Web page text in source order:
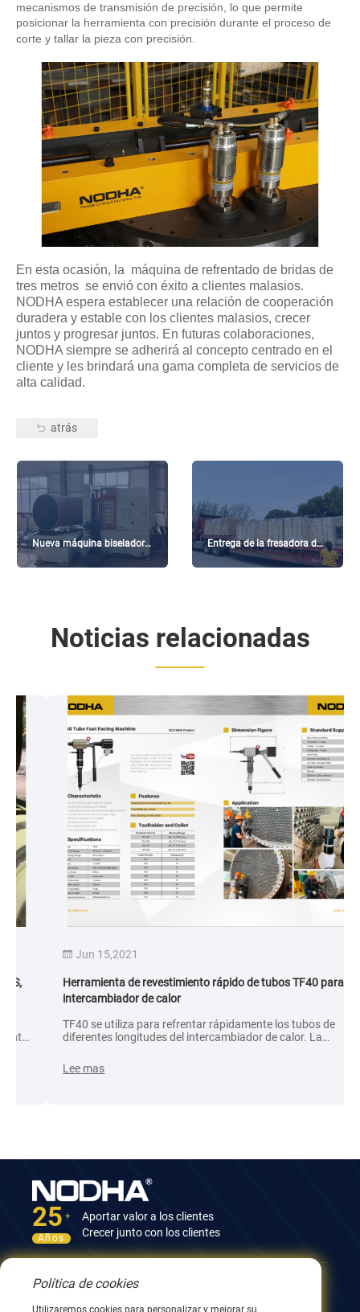
mecanismos de transmisión de precisión, lo que permite
posicionar la herramienta con precisión durante el proceso de
corte y tallar la pieza con precisión.
En esta ocasión, la máquina de refrentado de bridas de
tres metros se envió con éxito a clientes malasios.
NODHA espera establecer una relación de cooperación
duradera y estable con los clientes malasios, crecer
juntos y progresar juntos. En futuras colaboraciones,
NODHA siempre se adherirá al concepto centrado en el
cliente y les brindará una gama completa de servicios de
alta calidad.
atrás
Nueva máquina biseladora
de codos
Entrega de la fresadora de
cantos portátil NODHA
Noticias relacionadas
Jun 15,2021
Herramienta de revestimiento rápido de tubos TF40 para
intercambiador de calor
TF40 se utiliza para refrentar rápidamente los tubos de
diferentes longitudes del intercambiador de calor. La
fija y la estructura de alimentación tipo palanca pueden
mejorar en gran medida la eficiencia del trabajo.
Lee mas
25 +
Años
Aportar valor a los clientes
Crecer junto con los clientes
Contáctenos
Política de cookies
Utilizaremos cookies para personalizar y mejorar su